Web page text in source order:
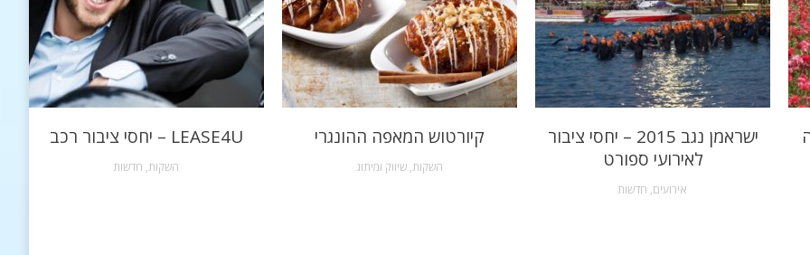
LEASE4U – יחסי ציבור רכב
השקות, חדשות
קיורטוש המאפה ההונגרי
השקות,שיווק ומיתוג
ישראמן נגב 2015 – יחסי ציבור
לאירועי ספורט
אירועים, חדשות